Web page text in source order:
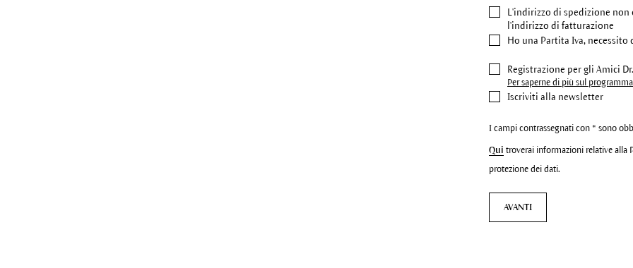
L'indirizzo di spedizione non
l'indirizzo di fatturazione
Ho una Partita Iva, necessito
Registrazione per gli Amici
Per saperne di più sul
Iscriviti alla newsletter
I campi contrassegnati con * sono
Qui troverai informazioni relative alla
protezione dei dati.
AVANTI